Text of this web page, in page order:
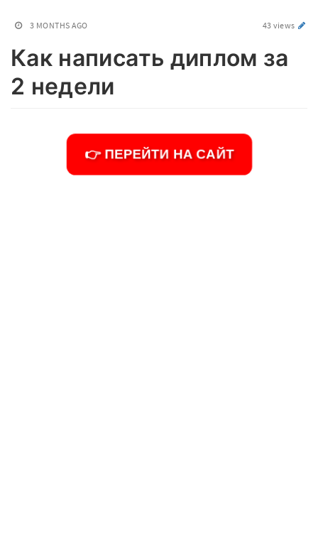
3 MONTHS AGO 43 views
Как написать диплом за
2 недели
👉 ПЕРЕЙТИ НА САЙТ